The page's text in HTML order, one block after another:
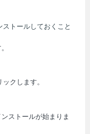
ストールしておくこと
クします。
ストールが始まりま